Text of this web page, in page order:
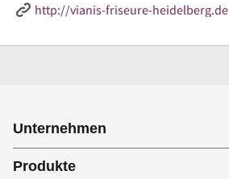
http://vianis-friseure-heidelberg.de
Unternehmen
Produkte